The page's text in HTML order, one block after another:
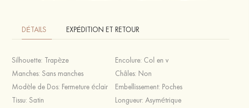
DÉTAILS EXPÉDITION ET RETOUR
Silhouette: Trapèze Encolure: Col en v
Manches: Sans manches Châles: Non
Modèle de Dos: Fermeture éclair Embellissement: Poches
Tissu: Satin Longueur: Asymétrique